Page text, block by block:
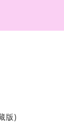
版)